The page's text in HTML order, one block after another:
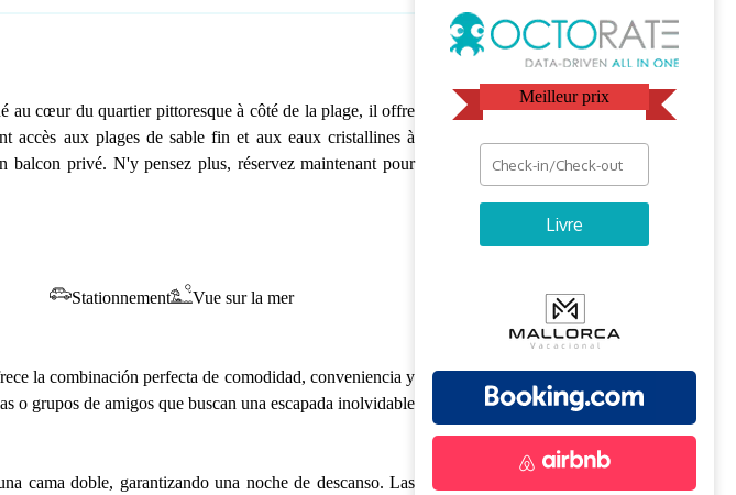
au cœur du quartier pittoresque à côté de la plage, il offre
accès aux plages de sable fin et aux eaux cristallines à
balcon privé. N'y pensez plus, réservez maintenant pour
Stationnement
Vue sur la mer
la combinación perfecta de comodidad, conveniencia y
o grupos de amigos que buscan una escapada inolvidable
cama doble, garantizando una noche de descanso. Las
Meilleur prix
Livre